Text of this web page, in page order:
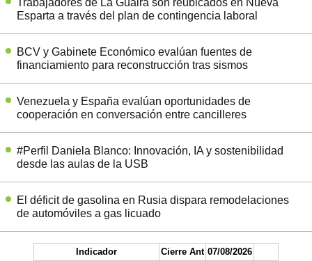
Esparta a través del plan de contingencia laboral
BCV y Gabinete Económico evalúan fuentes de
financiamiento para reconstrucción tras sismos
Venezuela y España evalúan oportunidades de
cooperación en conversación entre cancilleres
#Perfil Daniela Blanco: Innovación, IA y sostenibilidad
desde las aulas de la USB
El déficit de gasolina en Rusia dispara remodelaciones
de automóviles a gas licuado
Indicador Cierre Ant 07/08/2026